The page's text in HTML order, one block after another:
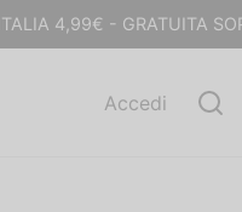
4,99€ - GRATUITA
Accedi